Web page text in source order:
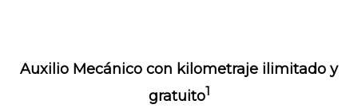
Auxilio Mecánico con kilometraje ilimitado y
gratuito1